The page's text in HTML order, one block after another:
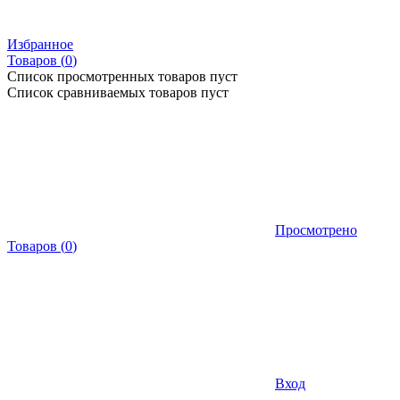
Избранное
Товаров (0)
Список просмотренных товаров пуст
Список сравниваемых товаров пуст
Просмотрено
Товаров (0)
Вход